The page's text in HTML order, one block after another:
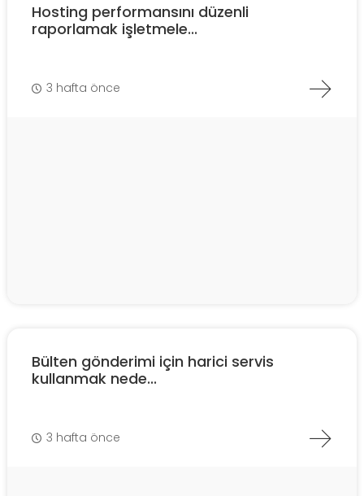
Hosting performansını düzenli
raporlamak işletmele...
3 hafta önce
Bülten gönderimi için harici servis
kullanmak nede...
3 hafta önce